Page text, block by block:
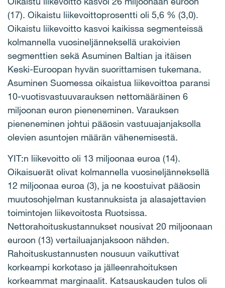
(17). Oikaistu liikevoittoprosentti oli 5,6 % (3,0).
Oikaistu liikevoitto kasvoi kaikissa segmenteissä
kolmannella vuosineljänneksellä urakoivien
segmenttien sekä Asuminen Baltian ja itäisen
Keski-Euroopan hyvän suorittamisen tukemana.
Asuminen Suomessa oikaistua liikevoittoa paransi
10-vuotisvastuuvarauksen nettomääräinen 6
miljoonan euron pieneneminen. Varauksen
pieneneminen johtui pääosin vastuuajanjaksolla
olevien asuntojen määrän vähenemisestä.
YIT:n liikevoitto oli 13 miljoonaa euroa (14).
Oikaisuerät olivat kolmannella vuosineljänneksellä
12 miljoonaa euroa (3), ja ne koostuivat pääosin
muutosohjelman kustannuksista ja alasajettavien
toimintojen liikevoitosta Ruotsissa.
Nettorahoituskustannukset nousivat 20 miljoonaan
euroon (13) vertailuajanjaksoon nähden.
Rahoituskustannusten nousuun vaikuttivat
korkeampi korkotaso ja jälleenrahoituksen
korkeammat marginaalit. Katsauskauden tulos oli